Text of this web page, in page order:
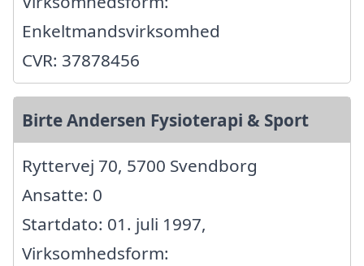
Enkeltmandsvirksomhed
CVR: 37878456
Birte Andersen Fysioterapi & Sport
Ryttervej 70, 5700 Svendborg
Ansatte: 0
Startdato: 01. juli 1997,
Virksomhedsform: